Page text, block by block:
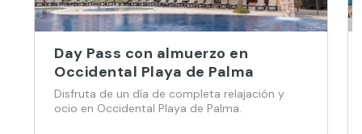
Day Pass con almuerzo en
Occidental Playa de Palma
Disfruta de un día de completa relajación y
ocio en Occidental Playa de Palma.